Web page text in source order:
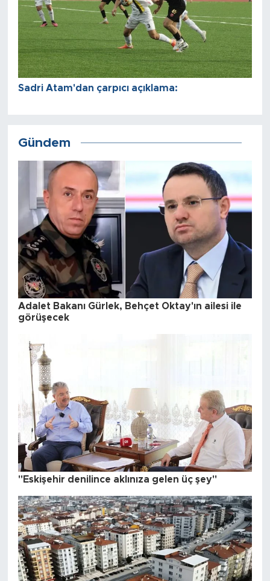
Sadri Atam'dan çarpıcı açıklama:
Gündem
Adalet Bakanı Gürlek, Behçet Oktay'ın ailesi ile
görüşecek
"Eskişehir denilince aklınıza gelen üç şey"